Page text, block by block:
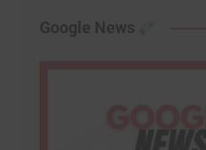
Google News